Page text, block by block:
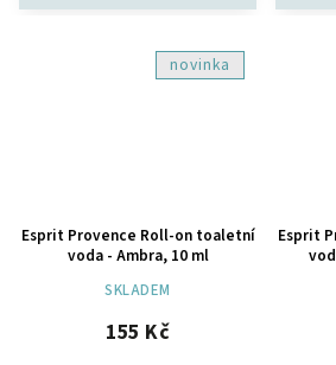
novinka
Esprit Provence Roll-on toaletní
voda - Ambra, 10 ml
SKLADEM
155 Kč
Esprit